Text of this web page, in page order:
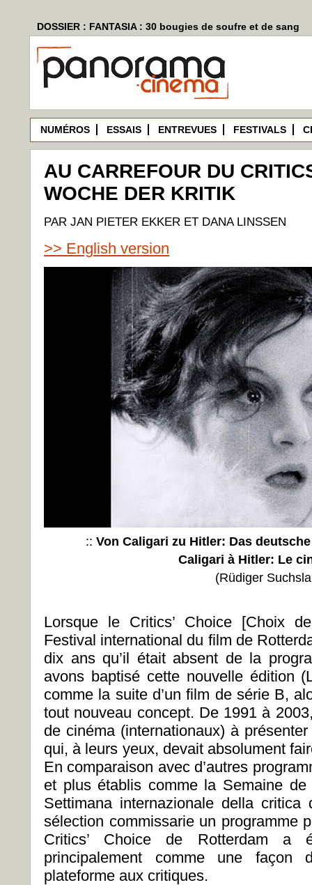
DOSSIER : FANTASIA : 30 bougies de soufre et de sang
NUMÉROS ESSAIS ENTREVUES FESTIVALS
AU CARREFOUR DU
WOCHE DER KRITIK
PAR JAN PIETER EKKER ET DANA LINSSEN
>> English version
:: Von Caligari zu Hitler: Das
Caligari à Hitler: Le
(Rüdiger
Lorsque le Critics’ Choice [Choix
Festival international du film de
dix ans qu’il était absent de la
avons baptisé cette nouvelle édition
comme la suite d’un film de série B,
tout nouveau concept. De 1991 à
de cinéma (internationaux) à
qui, à leurs yeux, devait absolument
En comparaison avec d’autres
et plus établis comme la Semaine
Settimana internazionale della
sélection commissarie un programme
Critics’ Choice de Rotterdam
principalement comme une façon
plateforme aux critiques.